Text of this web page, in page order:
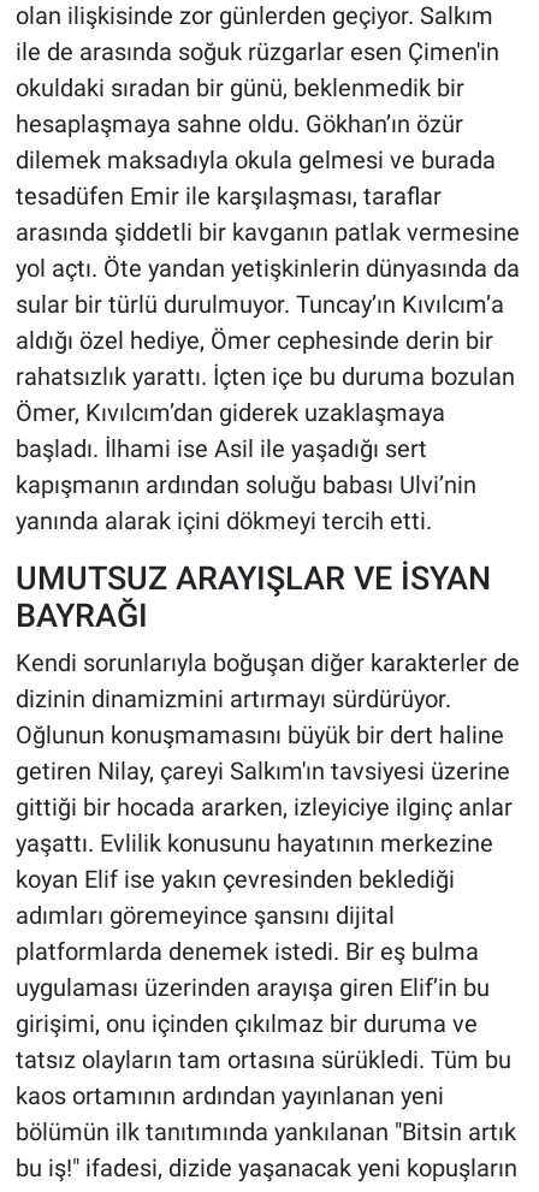
olan ilişkisinde zor günlerden geçiyor. Salkım
ile de arasında soğuk rüzgarlar esen Çimen'in
okuldaki sıradan bir günü, beklenmedik bir
hesaplaşmaya sahne oldu. Gökhan’ın özür
dilemek maksadıyla okula gelmesi ve burada
tesadüfen Emir ile karşılaşması, taraflar
arasında şiddetli bir kavganın patlak vermesine
yol açtı. Öte yandan yetişkinlerin dünyasında da
sular bir türlü durulmuyor. Tuncay’ın Kıvılcım’a
aldığı özel hediye, Ömer cephesinde derin bir
rahatsızlık yarattı. İçten içe bu duruma bozulan
Ömer, Kıvılcım’dan giderek uzaklaşmaya
başladı. İlhami ise Asil ile yaşadığı sert
kapışmanın ardından soluğu babası Ulvi’nin
yanında alarak içini dökmeyi tercih etti.
UMUTSUZ ARAYIŞLAR VE İSYAN
BAYRAĞI
Kendi sorunlarıyla boğuşan diğer karakterler de
dizinin dinamizmini artırmayı sürdürüyor.
Oğlunun konuşmamasını büyük bir dert haline
getiren Nilay, çareyi Salkım'ın tavsiyesi üzerine
gittiği bir hocada ararken, izleyiciye ilginç anlar
yaşattı. Evlilik konusunu hayatının merkezine
koyan Elif ise yakın çevresinden beklediği
adımları göremeyince şansını dijital
platformlarda denemek istedi. Bir eş bulma
uygulaması üzerinden arayışa giren Elif’in bu
girişimi, onu içinden çıkılmaz bir duruma ve
tatsız olayların tam ortasına sürükledi. Tüm bu
kaos ortamının ardından yayınlanan yeni
bölümün ilk tanıtımında yankılanan "Bitsin artık
bu iş!" ifadesi, dizide yaşanacak yeni kopuşların